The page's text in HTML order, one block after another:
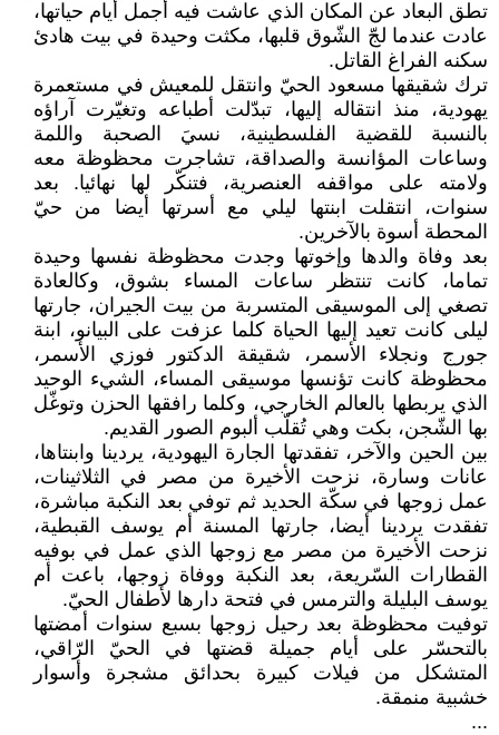
تطق البعاد عن المكان الذي عاشت فيه أجمل أيام حياتها،
عادت عندما لجّ الشّوق قلبها، مكثت وحيدة في بيت هادئ
سكنه الفراغ القاتل.
ترك شقيقها مسعود الحيّ وانتقل للمعيش في مستعمرة
يهودية، منذ انتقاله إليها، تبدّلت أطباعه وتغيّرت آراؤه
بالنسبة للقضية الفلسطينية، نسيَ الصحبة واللمة
وساعات المؤانسة والصداقة، تشاجرت محظوظة معه
ولامته على مواقفه العنصرية، فتنكّر لها نهائيا. بعد
سنوات، انتقلت ابنتها ليلي مع أسرتها أيضا من حيّ
المحطة أسوة بالآخرين.
بعد وفاة والدها وإخوتها وجدت محظوظة نفسها وحيدة
تماما، كانت تنتظر ساعات المساء بشوق، وكالعادة
تصغي إلى الموسيقى المتسربة من بيت الجيران، جارتها
ليلى كانت تعيد إليها الحياة كلما عزفت على البيانو، ابنة
جورج ونجلاء الأسمر، شقيقة الدكتور فوزي الأسمر،
محظوظة كانت تؤنسها موسيقى المساء، الشيء الوحيد
الذي يربطها بالعالم الخارجي، وكلما رافقها الحزن وتوغّل
بها الشّجن، بكت وهي تُقلّب ألبوم الصور القديم.
بين الحين والآخر، تفقدتها الجارة اليهودية، يردينا وابنتاها،
عانات وسارة، نزحت الأخيرة من مصر في الثلاثينات،
عمل زوجها في سكّة الحديد ثم توفي بعد النكبة مباشرة،
تفقدت يردينا أيضا، جارتها المسنة أم يوسف القبطية،
نزحت الأخيرة من مصر مع زوجها الذي عمل في بوفيه
القطارات السّريعة، بعد النكبة ووفاة زوجها، باعت أم
يوسف البليلة والترمس في فتحة دارها لأطفال الحيّ.
توفيت محظوظة بعد رحيل زوجها بسبع سنوات أمضتها
بالتحسّر على أيام جميلة قضتها في الحيّ الرّاقي،
المتشكل من فيلات كبيرة بحدائق مشجرة وأسوار
خشبية منمقة.
...